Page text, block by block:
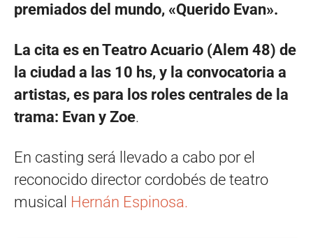
premiados del mundo, «Querido Evan».
La cita es en Teatro Acuario (Alem 48) de
la ciudad a las 10 hs, y la convocatoria a
artistas, es para los roles centrales de la
trama: Evan y Zoe.
En casting será llevado a cabo por el
reconocido director cordobés de teatro
musical Hernán Espinosa.